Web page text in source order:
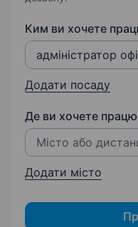
Ким ви хочете
Додати посаду
Де ви хочете
Додати місто